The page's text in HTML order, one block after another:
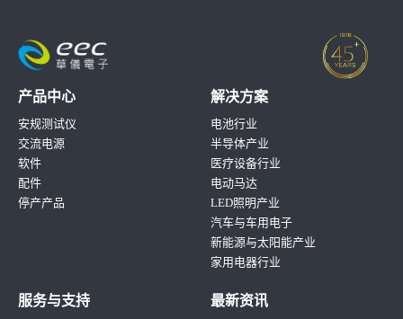
产品中心
安规测试仪
交流电源
软件
配件
停产产品
解决方案
电池行业
半导体产业
医疗设备行业
电动马达
LED照明产业
汽车与车用电子
新能源与太阳能产业
家用电器行业
服务与支持 最新资讯